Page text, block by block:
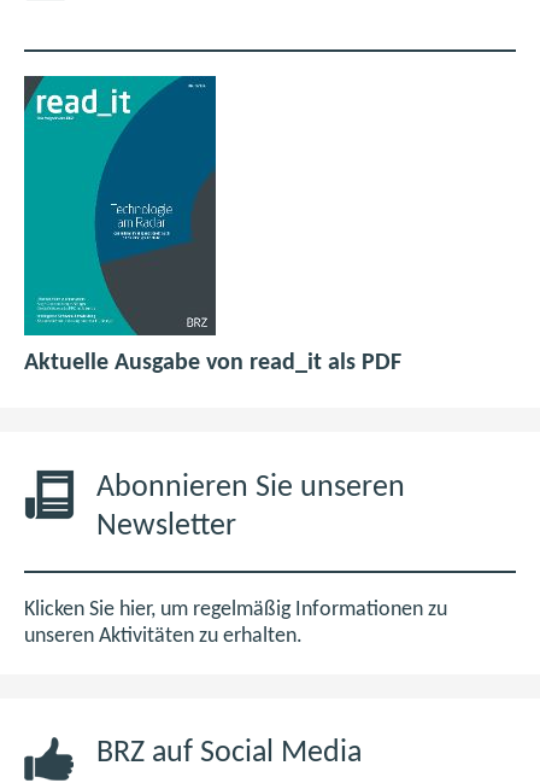
Aktuelle Ausgabe von read_it als PDFp
,
B
(
n
i
m
Abonnieren Sie unseren
Newsletter
Klicken Sie hier, um regelmäßig Informationen zu
unseren Aktivitäten zu erhalten.
BRZ auf Social Media